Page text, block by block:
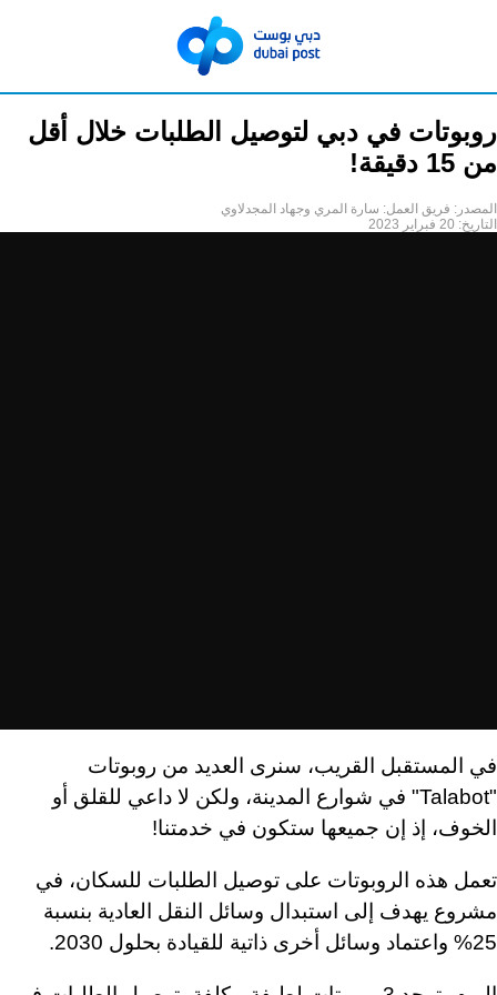
روبوتات في دبي لتوصيل الطلبات خلال أقل
من 15 دقيقة!
المصدر: فريق العمل: سارة المري وجهاد المجدلاوي
التاريخ: 20 فبراير 2023
في المستقبل القريب، سنرى العديد من روبوتات
"Talabot" في شوارع المدينة، ولكن لا داعي للقلق أو
الخوف، إذ إن جميعها ستكون في خدمتنا!
تعمل هذه الروبوتات على توصيل الطلبات للسكان، في
مشروع يهدف إلى استبدال وسائل النقل العادية بنسبة
25% واعتماد وسائل أخرى ذاتية للقيادة بحلول 2030.